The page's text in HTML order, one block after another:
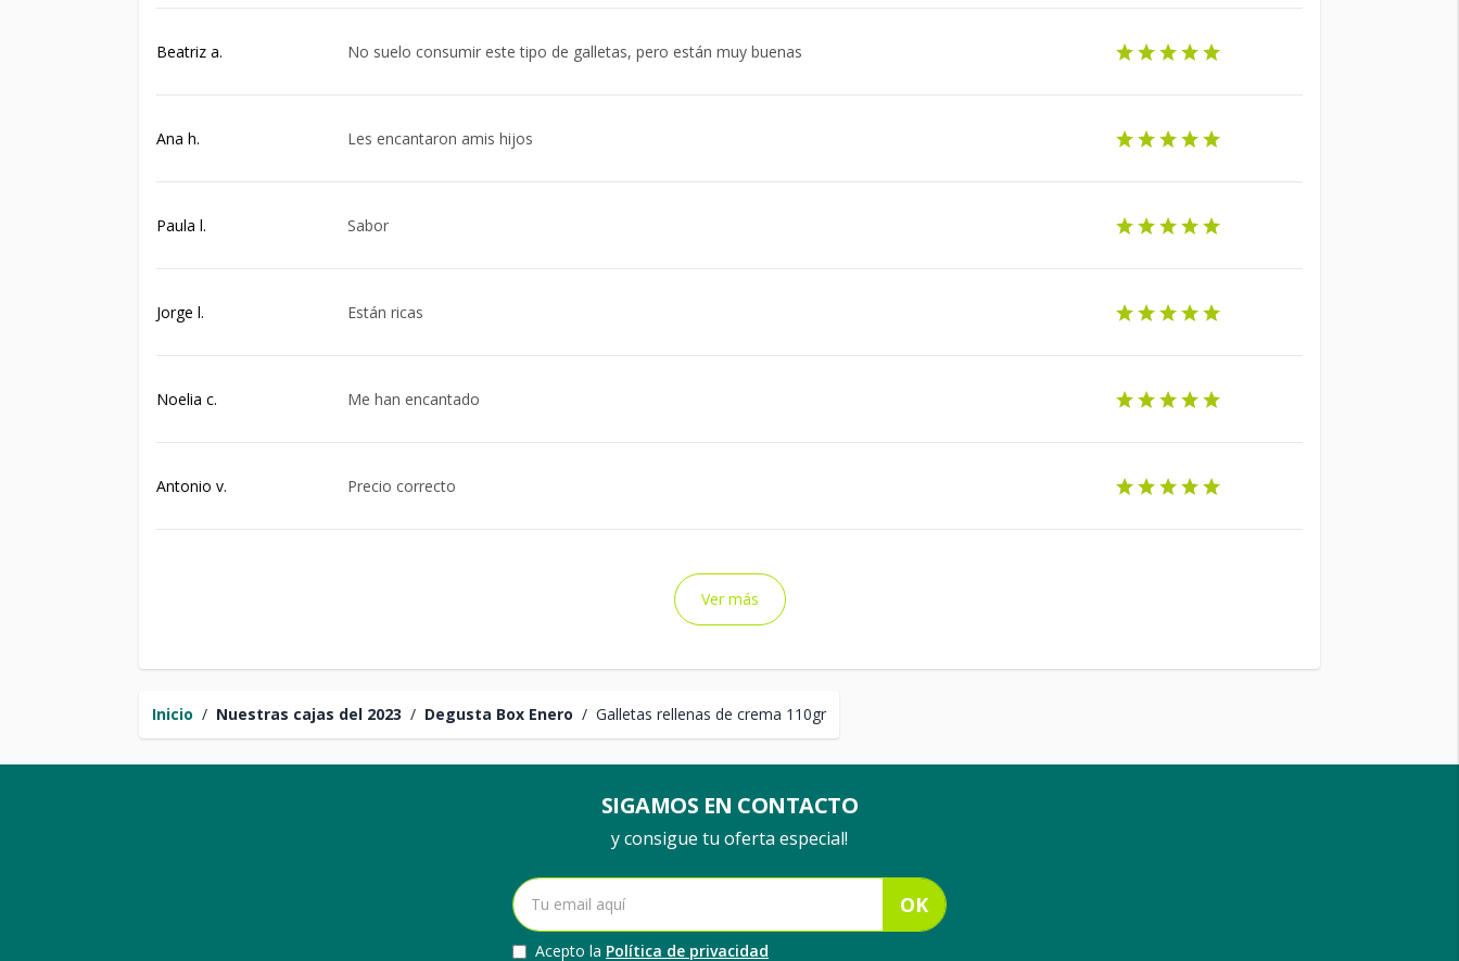
Inicio / Nuestras cajas del 2023 / Degusta Box Enero / Galletas rellenas de crema 110gr
Beatriz a. No suelo consumir este tipo de galletas, pero están muy buenas
Ana h. Les encantaron amis hijos
Paula l. Sabor
Jorge l. Están ricas
Noelia c. Me han encantado
Antonio v. Precio correcto
Ver más
SIGAMOS EN CONTACTO
y consigue tu oferta especial!
OK
Acepto la Política de privacidad